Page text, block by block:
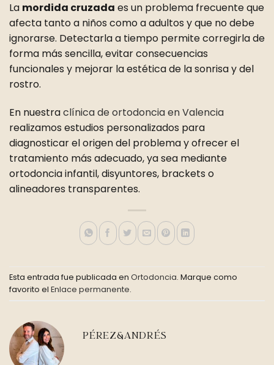
La mordida cruzada es un problema frecuente que
afecta tanto a niños como a adultos y que no debe
ignorarse. Detectarla a tiempo permite corregirla de
forma más sencilla, evitar consecuencias
funcionales y mejorar la estética de la sonrisa y del
rostro.
En nuestraclínica de ortodoncia en Valencia
realizamos estudios personalizados para
diagnosticar el origen del problema y ofrecer el
tratamiento más adecuado, ya sea mediante
ortodoncia infantil, disyuntores, brackets o
alineadores transparentes.
Esta entrada fue publicada en Ortodoncia. Marque como
favorito el Enlace permanente.
PÉREZ&ANDRÉS